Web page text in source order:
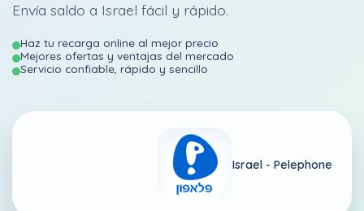
Envía saldo a Israel fácil y rápido.
Haz tu recarga online al mejor precio
Mejores ofertas y ventajas del mercado
Servicio confiable, rápido y sencillo
Israel - Pelephone